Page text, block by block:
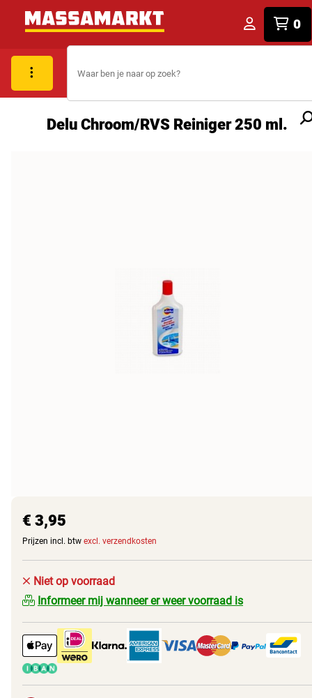
0
Delu Chroom/RVS Reiniger 250 ml.
€ 3,95
Prijzen incl. btw excl. verzendkosten
Niet op voorraad
Informeer mij wanneer er weer voorraad is